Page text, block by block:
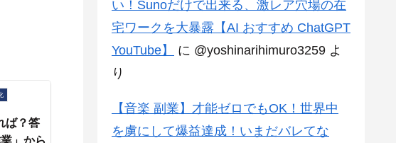
ば？答
い！Sunoだけで出来る、激レア穴場の在
宅ワークを大暴露【AI おすすめ ChatGPT
YouTube】
に @yoshinarihimuro3259 よ
り
【音楽 副業】才能ゼロでもOK！世界中
を虜にして爆益達成！いまだバレてな